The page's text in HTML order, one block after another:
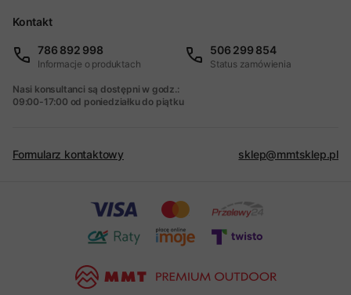
Kontakt
786 892 998
Informacje o produktach
506 299 854
Status zamówienia
Nasi konsultanci są dostępni w godz.:
09:00-17:00 od poniedziałku do piątku
Formularz kontaktowy sklep@mmtsklep.pl